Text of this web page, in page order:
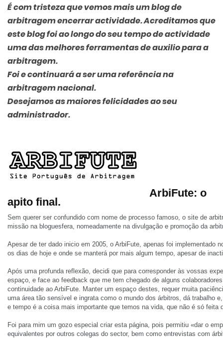
É com tristeza que vemos mais um blog de
arbitragem encerrar actividade. Acreditamos que
este blog foi ao longo do seu tempo de actividade
uma das melhores ferramentas de auxilio para a
arbitragem.
Foi e continuará a ser uma referência na
arbitragem nacional.
Desejamos as maiores felicidades ao seu
administrador.
ArbiFute: o
apito final.
Sem querer ser confundido com nome de processo famoso, o site de
missão na bloguesfera, nomeadamente na divulgação e promoção da
Apesar de ter dado inicio em 2005, o ArbiFute, apenas foi implementado
os dias de hoje e onde se manterá por mais algum tempo, apesar de
Após uma profunda reflexão, decidi que para corresponder às vossas
espaço, e face ao feedback que me tem chegado de alguns
continuidade ao ArbiFute. Manter um espaço destes, requer muita
uma área tão sensível e ingrata como o mundo dos árbitros, dá trabalho
e tempo é a coisa mais importante que temos na vida, que não é só feita
Foi para mim um gozo especial criar esta página, pois permitiu «dar o
equivalentes por outros colegas do sector, bem como entrevistas com